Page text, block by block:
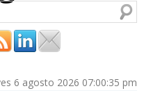
6 agosto 2026 07:00:35 pm